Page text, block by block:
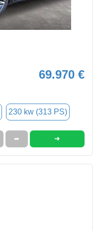
69.970 €
230 kw (313 PS)
➦ ➜